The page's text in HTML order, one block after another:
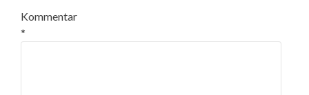
Kommentar
*